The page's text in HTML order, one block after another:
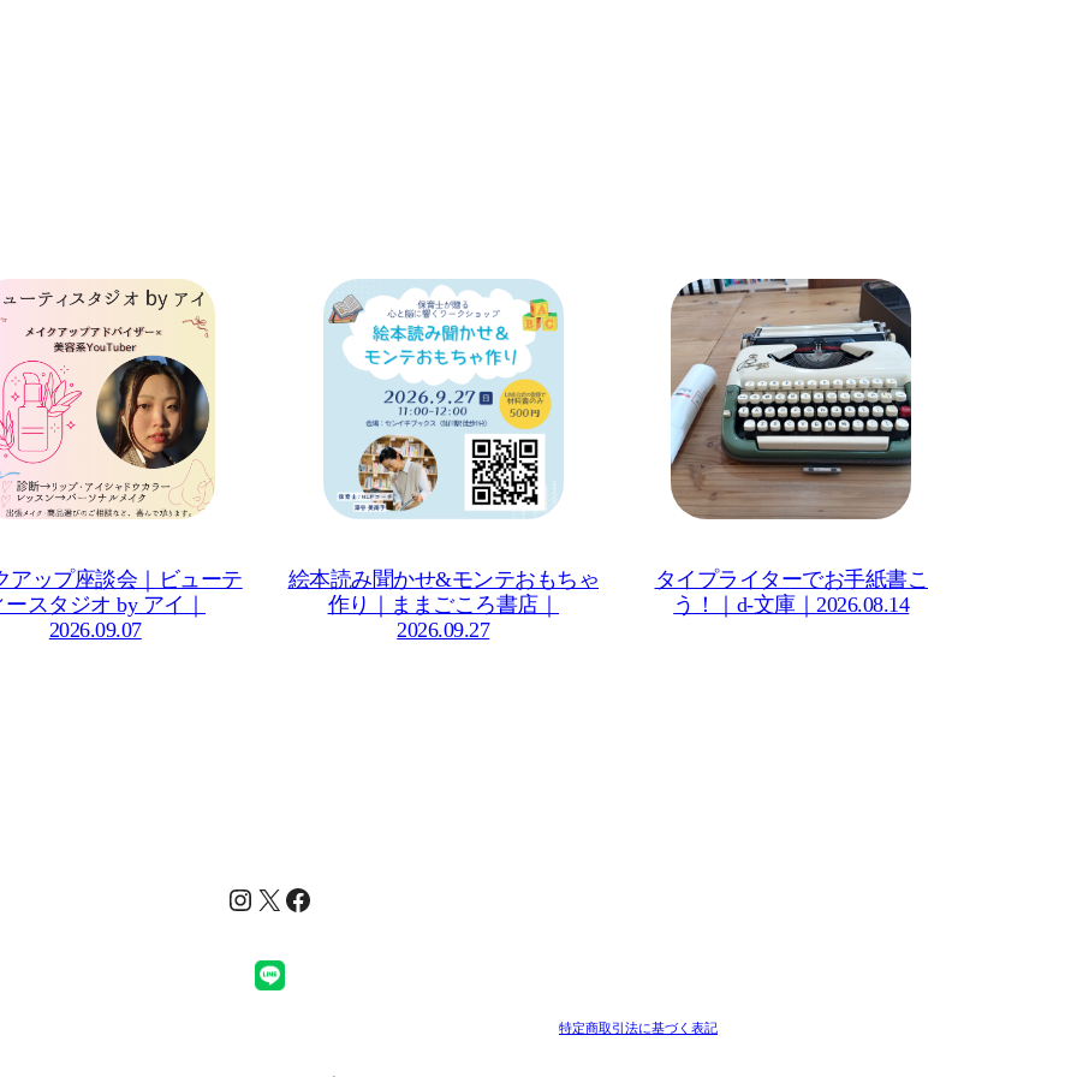
アップ座談会｜ビューテ
ースタジオ by アイ｜
2026.09.07
絵本読み聞かせ&モンテおもちゃ
作り｜ままごころ書店｜
2026.09.27
タイプライターでお手紙書こ
う！｜d-文庫｜2026.08.14
Instagram X Facebook
特定商取引法に基づく表記